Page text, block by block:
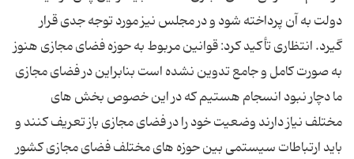
دولت به آن پرداخته شود و در مجلس نیز مورد توجه جدی قرار
گیرد. انتظاری تأکید کرد: قوانین مربوط به حوزه فضای مجازی هنوز
به صورت کامل و جامع تدوین نشده است بنابراین در فضای مجازی
ما دچار نبود انسجام هستیم که در این خصوص بخش ‌های
مختلف نیاز دارند وضعیت خود را در فضای مجازی باز تعریف کنند و
باید ارتباطات سیستمی بین حوزه ‌های مختلف فضای مجازی کشور